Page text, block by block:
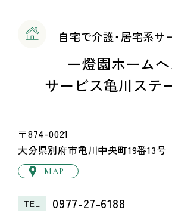
自宅で介護・居宅系サ
一燈園ホーム
サービス亀川ステ
〒874-0021
大分県別府市亀川中央町19番13号
MAP
TEL 0977-27-6188